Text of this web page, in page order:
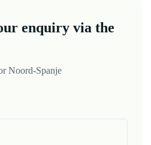
enquiry via the
Noord-Spanje